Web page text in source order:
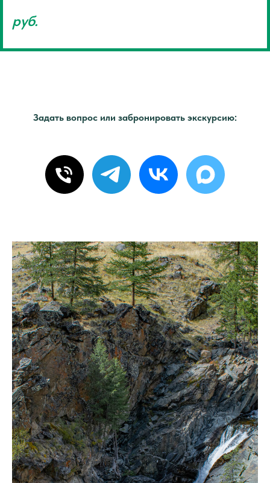
руб.
Задать вопрос или забронировать экскурсию: